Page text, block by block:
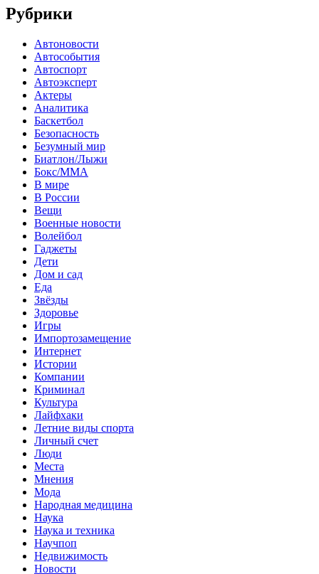
Рубрики
Автоновости
Автособытия
Автоспорт
Автоэксперт
Актеры
Аналитика
Баскетбол
Безопасность
Безумный мир
Биатлон/Лыжи
Бокс/MMA
В мире
В России
Вещи
Военные новости
Волейбол
Гаджеты
Дети
Дом и сад
Еда
Звёзды
Здоровье
Игры
Импортозамещение
Интернет
Истории
Компании
Криминал
Культура
Лайфхаки
Летние виды спорта
Личный счет
Люди
Места
Мнения
Мода
Народная медицина
Наука
Наука и техника
Научпоп
Недвижимость
Новости